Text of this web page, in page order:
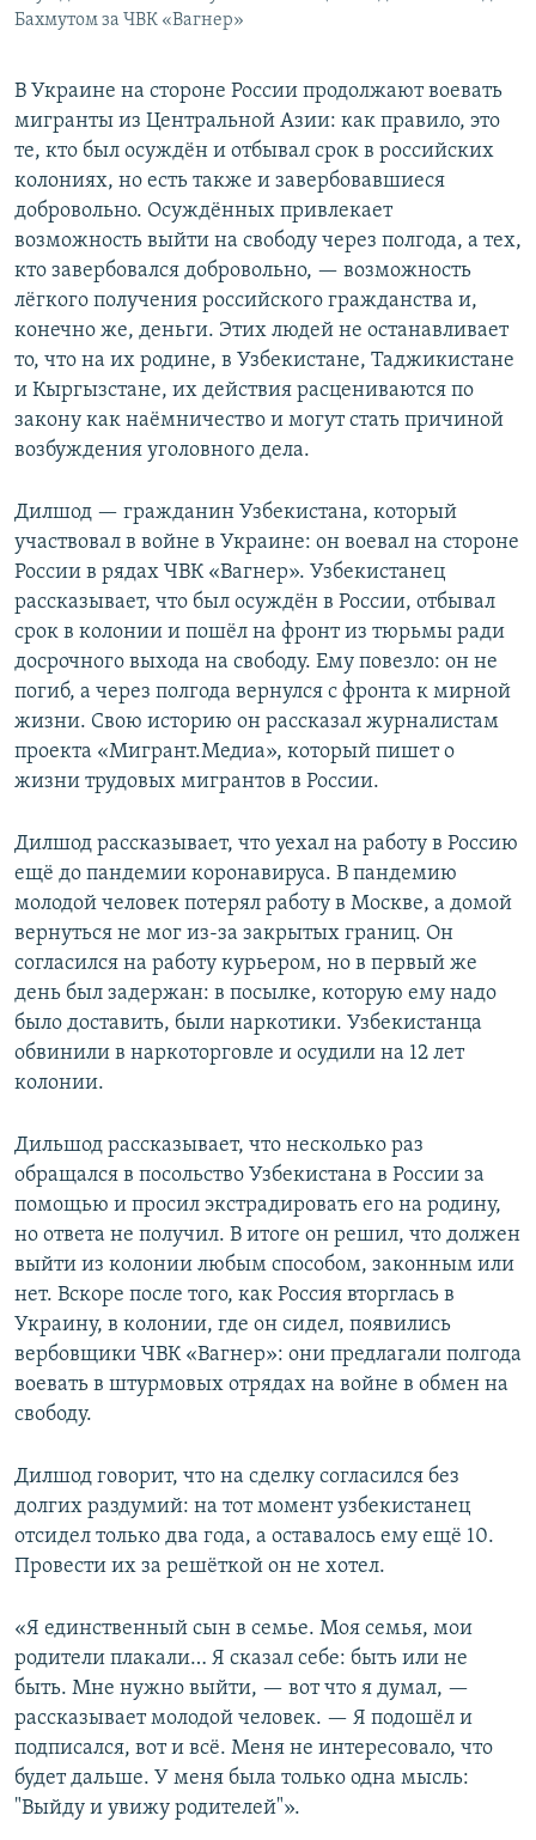
1080p
Бахмутом за ЧВК «Вагнер»
В Украине на стороне России продолжают воевать
мигранты из Центральной Азии: как правило, это
те, кто был осуждён и отбывал срок в российских
колониях, но есть также и завербовавшиеся
добровольно. Осуждённых привлекает
возможность выйти на свободу через полгода, а тех,
кто завербовался добровольно, — возможность
лёгкого получения российского гражданства и,
конечно же, деньги. Этих людей не останавливает
то, что на их родине, в Узбекистане, Таджикистане
и Кыргызстане, их действия расцениваются по
закону как наёмничество и могут стать причиной
возбуждения уголовного дела.
Дилшод — гражданин Узбекистана, который
участвовал в войне в Украине: он воевал на стороне
России в рядах ЧВК «Вагнер». Узбекистанец
рассказывает, что был осуждён в России, отбывал
срок в колонии и пошёл на фронт из тюрьмы ради
досрочного выхода на свободу. Ему повезло: он не
погиб, а через полгода вернулся с фронта к мирной
жизни. Свою историю он рассказал журналистам
проекта «Мигрант.Медиа», который пишет о
жизни трудовых мигрантов в России.
Дилшод рассказывает, что уехал на работу в Россию
ещё до пандемии коронавируса. В пандемию
молодой человек потерял работу в Москве, а домой
вернуться не мог из-за закрытых границ. Он
согласился на работу курьером, но в первый же
день был задержан: в посылке, которую ему надо
было доставить, были наркотики. Узбекистанца
обвинили в наркоторговле и осудили на 12 лет
колонии.
Дильшод рассказывает, что несколько раз
обращался в посольство Узбекистана в России за
помощью и просил экстрадировать его на родину,
но ответа не получил. В итоге он решил, что должен
выйти из колонии любым способом, законным или
нет. Вскоре после того, как Россия вторглась в
Украину, в колонии, где он сидел, появились
вербовщики ЧВК «Вагнер»: они предлагали полгода
воевать в штурмовых отрядах на войне в обмен на
свободу.
Дилшод говорит, что на сделку согласился без
долгих раздумий: на тот момент узбекистанец
отсидел только два года, а оставалось ему ещё 10.
Провести их за решёткой он не хотел.
«Я единственный сын в семье. Моя семья, мои
родители плакали… Я сказал себе: быть или не
быть. Мне нужно выйти, — вот что я думал, —
рассказывает молодой человек. — Я подошёл и
подписался, вот и всё. Меня не интересовало, что
будет дальше. У меня была только одна мысль:
"Выйду и увижу родителей"».